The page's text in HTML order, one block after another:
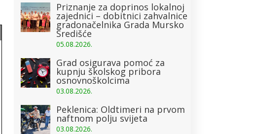
Priznanje za doprinos lokalnoj
zajednici – dobitnici zahvalnice
gradonačelnika Grada Mursko
Središće
05.08.2026.
Grad osigurava pomoć za
kupnju školskog pribora
osnovnoškolcima
03.08.2026.
Peklenica: Oldtimeri na prvom
naftnom polju svijeta
03.08.2026.